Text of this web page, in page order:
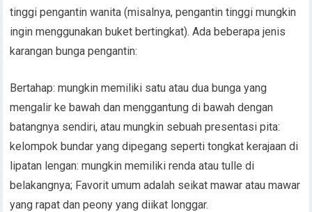
tinggi pengantin wanita (misalnya, pengantin tinggi mungkin
ingin menggunakan buket bertingkat). Ada beberapa jenis
karangan bunga pengantin:
Bertahap: mungkin memiliki satu atau dua bunga yang
mengalir ke bawah dan menggantung di bawah dengan
batangnya sendiri, atau mungkin sebuah presentasi pita:
kelompok bundar yang dipegang seperti tongkat kerajaan di
lipatan lengan: mungkin memiliki renda atau tulle di
belakangnya; Favorit umum adalah seikat mawar atau mawar
yang rapat dan peony yang diikat longgar.